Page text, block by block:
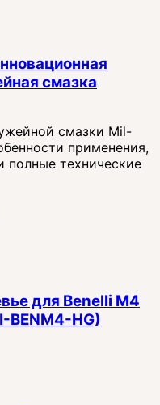
смазка
смазки Mil-
применения,
полные технические
для Benelli M4
BENM4-HG)